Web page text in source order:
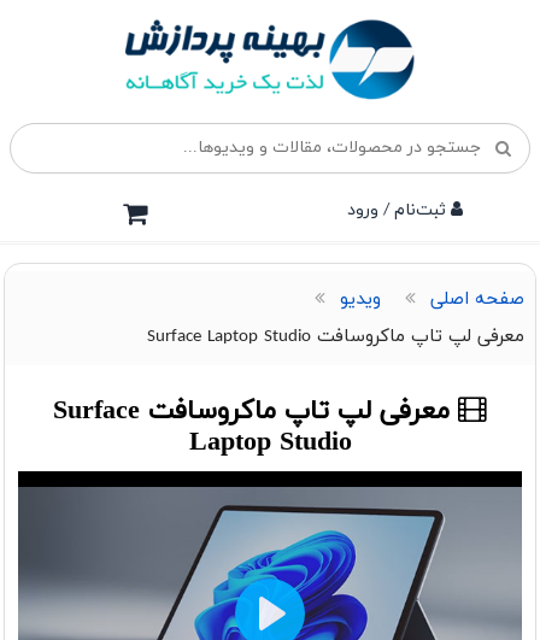
ثبت‌نام / ورود
صفحه اصلی
ویدیو
معرفی لپ تاپ ماکروسافت Surface Laptop Studio
معرفی لپ تاپ ماکروسافت Surface
Laptop Studio